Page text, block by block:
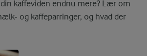
kaffeviden endnu mere? Lær om
og kaffeparringer, og hvad der